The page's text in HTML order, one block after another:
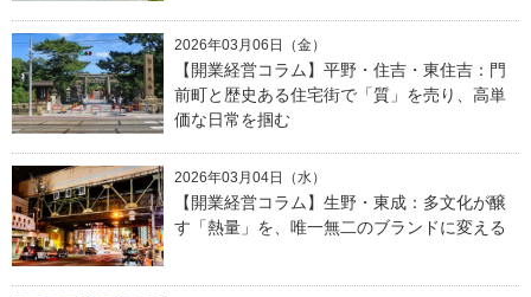
2026年03月06日（金）
【開業経営コラム】平野・住吉・東住吉：門
前町と歴史ある住宅街で「質」を売り、高単
価な日常を掴む
2026年03月04日（水）
【開業経営コラム】生野・東成：多文化が醸
す「熱量」を、唯一無二のブランドに変える